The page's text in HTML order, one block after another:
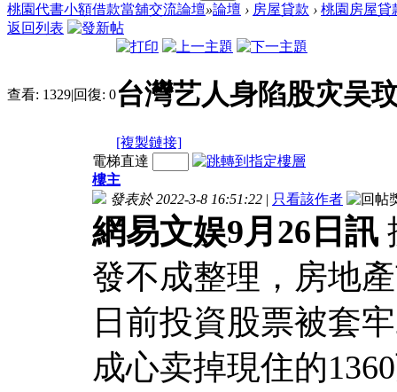
桃園代書小額借款當舖交流論壇»論壇 › 房屋貸款 › 桃園房屋貸
返回列表
查看: 1329|回復: 0台灣艺人身陷股灾吴
[複製鏈接]
電梯直達
樓主
發表於 2022-3-8 16:51:22 | 只看該作者
網易文娱9月26日訊
發不成整理，房地
日前投資股票被套
成心卖掉現住的